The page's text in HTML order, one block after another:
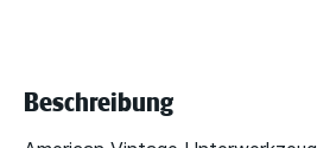
Beschreibung